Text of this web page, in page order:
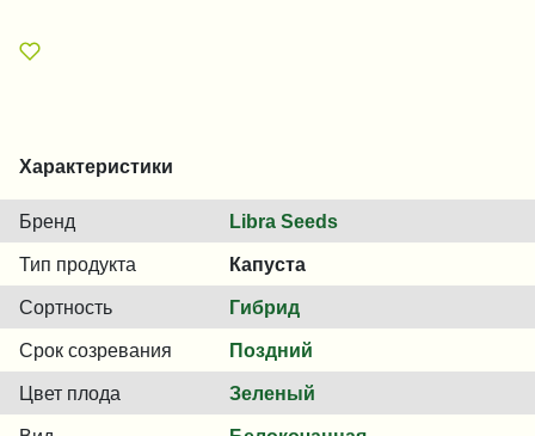
Характеристики
Бренд Libra Seeds
Тип продукта Капуста
Сортность Гибрид
Срок созревания Поздний
Цвет плода Зеленый